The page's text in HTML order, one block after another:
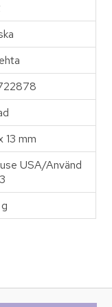
13 mm
USA/Använd